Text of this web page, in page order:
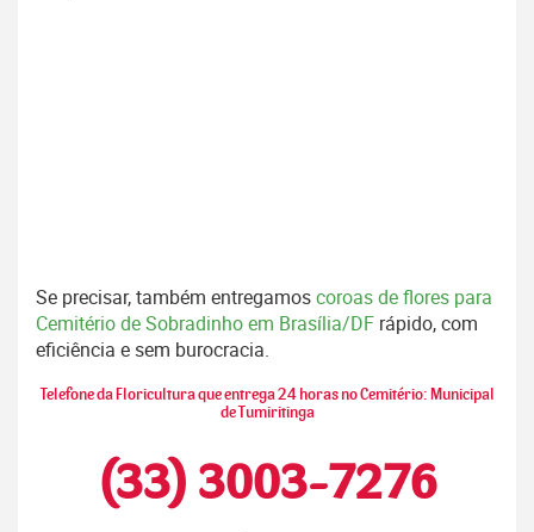
Se precisar, também entregamoscoroas de flores para
Cemitério de Sobradinho em Brasília/DF rápido, com
eficiência e sem burocracia.
Telefone da Floricultura que entrega 24 horas no Cemitério: Municipal
de Tumiritinga
(33) 3003-7276